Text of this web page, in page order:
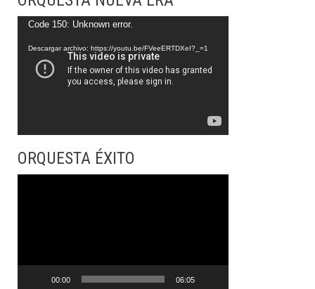
Reproductor
vídeo
Code 150: Unknown error.
Descargar archivo: https://youtu.be/FVeeERTDXeI?_=1
ORQUESTA ÉXITO
00:00 06:05